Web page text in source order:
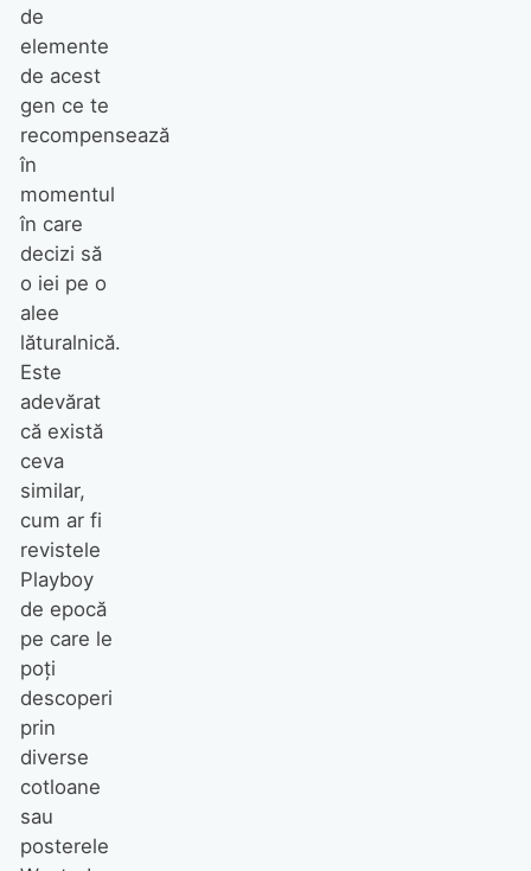
de
elemente
de acest
gen ce te
recompensează
în
momentul
în care
decizi să
o iei pe o
alee
lăturalnică.
Este
adevărat
că există
ceva
similar,
cum ar fi
revistele
Playboy
de epocă
pe care le
poţi
descoperi
prin
diverse
cotloane
sau
posterele